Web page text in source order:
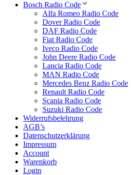
Bosch Radio Code
Alfa Romeo Radio Code
Dover Radio Code
DAF Radio Code
Fiat Radio Code
Iveco Radio Code
John Deere Radio Code
Lancia Radio Code
MAN Radio Code
Mercedes Benz Radio Code
Renault Radio Code
Scania Radio Code
Suzuki Radio Code
Widerrufsbelehrung
AGB’s
Datenschutzerklärung
Impressum
Account
Warenkorb
Login